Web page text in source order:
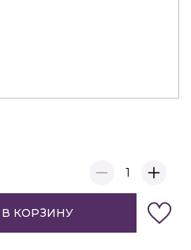
1
КОРЗИНУ